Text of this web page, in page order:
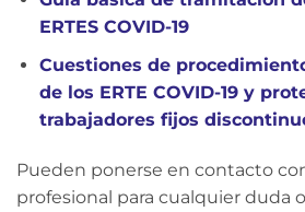
ERTES COVID-19
Cuestiones de
de los ERTE COVID-19 y
trabajadores fijos
Pueden ponerse en contacto
profesional para cualquier duda